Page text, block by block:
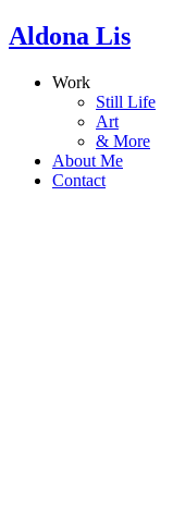
Aldona Lis
Work
Still Life
Art
& More
About Me
Contact